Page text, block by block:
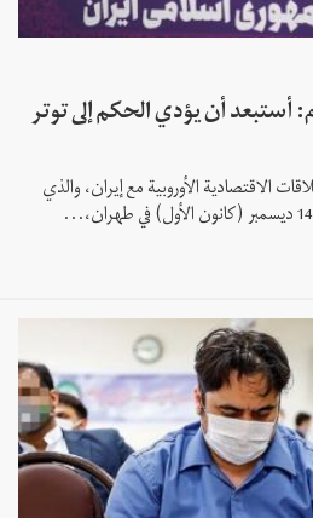
أستبعد أن يؤدي الحكم إلى توتر
الاقتصادية الأوروبية مع إيران، والذي